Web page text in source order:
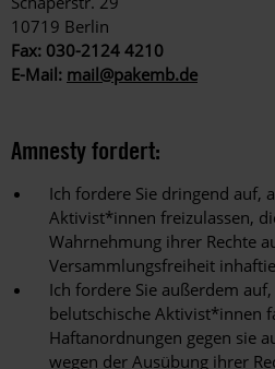
10719 Berlin
Fax: 030-2124 4210
E-Mail: mail@pakemb.de
Amnesty fordert:
Ich fordere Sie dringend auf,
Aktivist*innen freizulassen,
Wahrnehmung ihrer Rechte
Versammlungsfreiheit
Ich fordere Sie außerdem
belutschische Aktivist*innen
Haftanordnungen gegen sie
wegen der Ausübung ihrer